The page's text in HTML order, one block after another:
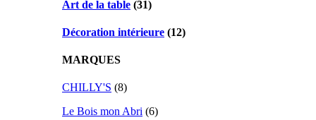
Art de la table (31)
Décoration intérieure (12)
MARQUES
CHILLY'S (8)
Le Bois mon Abri (6)